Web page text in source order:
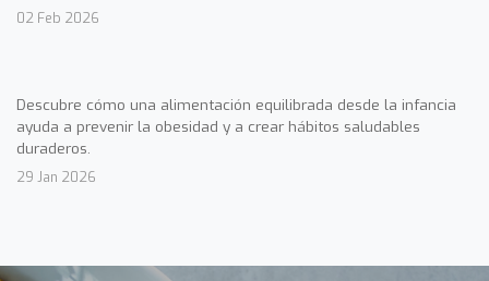
02 Feb 2026
Descubre cómo una alimentación equilibrada desde la infancia
ayuda a prevenir la obesidad y a crear hábitos saludables
duraderos.
29 Jan 2026